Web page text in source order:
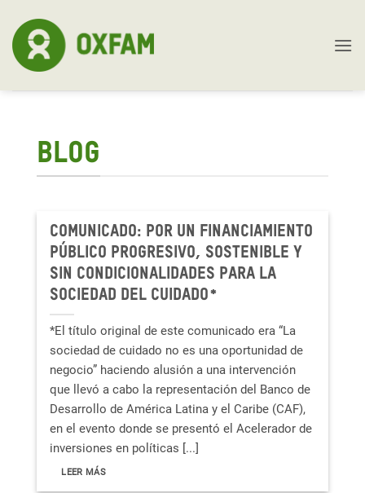
content
BLOG
Comunicado: Por un financiamiento
público progresivo, sostenible y
sin condicionalidades para la
sociedad del cuidado*
*El título original de este comunicado era “La
sociedad de cuidado no es una oportunidad de
negocio” haciendo alusión a una intervención
que llevó a cabo la representación del Banco de
Desarrollo de América Latina y el Caribe (CAF),
en el evento donde se presentó el Acelerador de
inversiones en políticas [...]
LEER MÁS